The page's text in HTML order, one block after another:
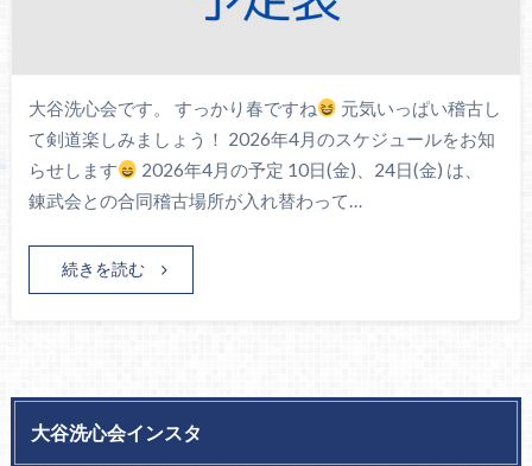
大谷洗心会です。 すっかり春ですね
元気いっぱい稽古し
て剣道楽しみましょう！ 2026年4月のスケジュールをお知
らせします
2026年4月の予定 10日(金)、24日(金) は、
錬武会との合同稽古場所が入れ替わって…
続きを読む
大谷洗心会インスタ